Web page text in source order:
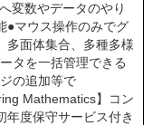
変数やデータのやり
●マウス操作のみでグ
多面体集合、多種多様
タを一括管理できる
の追加等で
Mathematics】コン
年度保守サービス付き